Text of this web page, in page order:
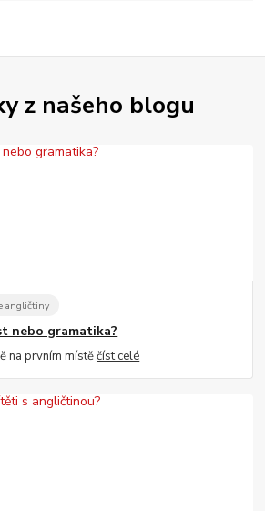
z našeho blogu
angličtiny
nebo gramatika?
na prvním místěčíst celé